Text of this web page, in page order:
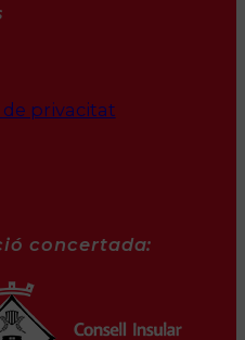
privacitat
concertada: